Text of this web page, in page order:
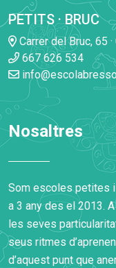
PETITS · BRUC
Carrer del Bruc, 65
667 626 534
Nosaltres
Som escoles petites
a 3 any des el 2013.
les seves
seus ritmes
d’aquest punt que